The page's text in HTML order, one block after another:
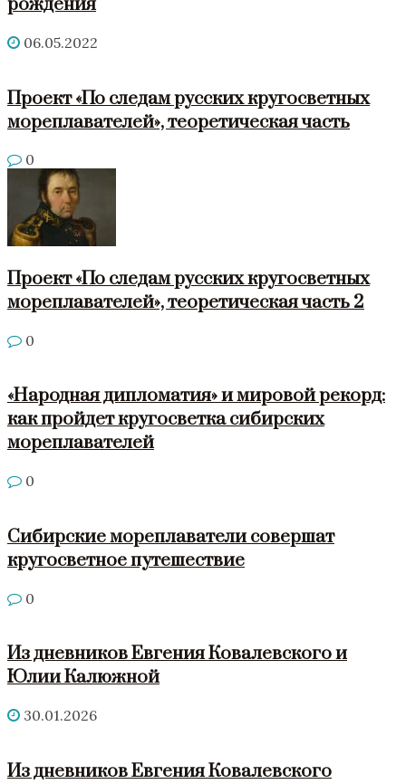
06.05.2022
Проект «По следам русских кругосветных
мореплавателей», теоретическая часть
0
Проект «По следам русских кругосветных
мореплавателей», теоретическая часть 2
0
«Народная дипломатия» и мировой рекорд:
как пройдет кругосветка сибирских
мореплавателей
0
Сибирские мореплаватели совершат
кругосветное путешествие
0
Из дневников Евгения Ковалевского и
Юлии Калюжной
30.01.2026
Из дневников Евгения Ковалевского